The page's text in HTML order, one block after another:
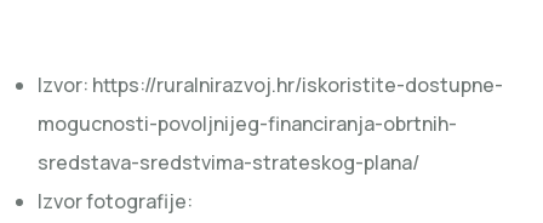
Izvor: https://ruralnirazvoj.hr/iskoristite-dostupne-
mogucnosti-povoljnijeg-financiranja-obrtnih-
sredstava-sredstvima-strateskog-plana/
Izvor fotografije: